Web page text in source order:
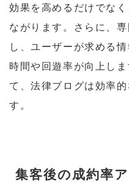
効果を高めるだけでな
ながります。さらに、
し、ユーザーが求める
時間や回遊率が向上し
て、法律ブログは効率
す。
集客後の成約率